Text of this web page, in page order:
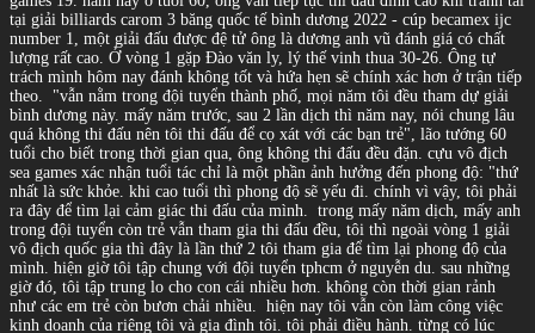
tại giải billiards carom 3 băng quốc tế bình dương 2022 - cúp becamex ijc
number 1, một giải đấu được đệ tử ông là dương anh vũ đánh giá có chất
lượng rất cao. Ở vòng 1 gặp Đào văn ly, lý thế vinh thua 30-26. Ông tự
trách mình hôm nay đánh không tốt và hứa hẹn sẽ chính xác hơn ở trận tiếp
theo.
"vẫn nằm trong đội tuyển thành phố, mọi năm tôi đều tham dự giải
bình dương này. mấy năm trước, sau 2 lần dịch thì năm nay, nói chung lâu
quá không thi đấu nên tôi thi đấu để cọ xát với các bạn trẻ", lão tướng 60
tuổi cho biết trong thời gian qua, ông không thi đấu đều đặn. cựu vô địch
sea games xác nhận tuổi tác chỉ là một phần ảnh hưởng đến phong độ: "thứ
nhất là sức khỏe. khi cao tuổi thì phong độ sẽ yếu đi. chính vì vậy, tôi phải
ra đây để tìm lại cảm giác thi đấu của mình.
trong mấy năm dịch, mấy anh
trong đội tuyển còn trẻ vẫn tham gia thi đấu đều, tôi thì ngoài vòng 1 giải
vô địch quốc gia thì đây là lần thứ 2 tôi tham gia để tìm lại phong độ của
mình. hiện giờ tôi tập chung với đội tuyển tphcm ở nguyễn du. sau những
giờ đó, tôi tập trung lo cho con cái nhiều hơn. không còn thời gian rảnh
như các em trẻ còn bươn chải nhiều.
hiện nay tôi vẫn còn làm công việc
kinh doanh của riêng tôi và gia đình tôi. tôi phải điều hành. từng có lúc